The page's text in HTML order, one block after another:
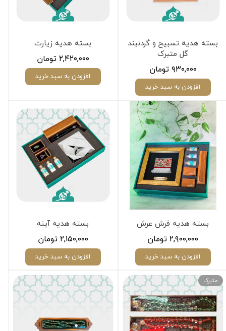
بسته هدیه تسبیح و گردنبند
گل متبرک
۹۳۰,۰۰۰ تومان
افزودن به سبد خرید
بسته هدیه زیارت
۲,۴۲۰,۰۰۰ تومان
افزودن به سبد خرید
بسته هدیه فرش عرش
۲,۹۰۰,۰۰۰ تومان
افزودن به سبد خرید
بسته هدیه آینه
۲,۱۵۰,۰۰۰ تومان
افزودن به سبد خرید
متبرک